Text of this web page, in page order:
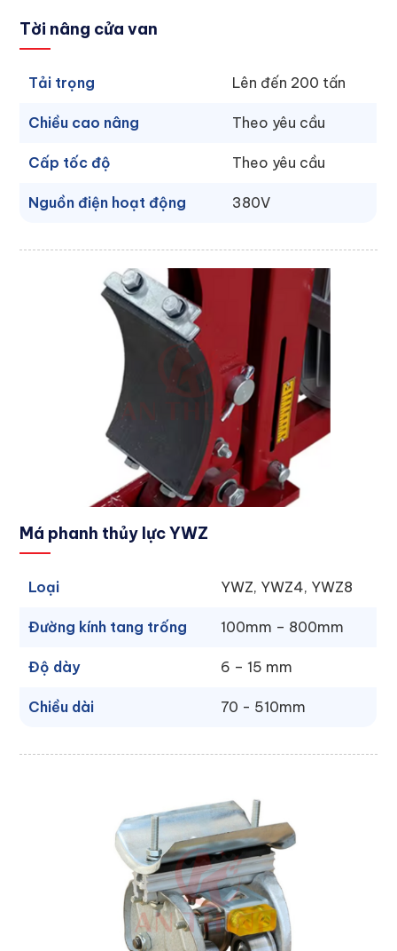
Tời nâng cửa van
Tải trọng Lên đến 200 tấn
Chiều cao nâng Theo yêu cầu
Cấp tốc độ Theo yêu cầu
Nguồn điện hoạt động 380V
Má phanh thủy lực YWZ
Loại YWZ, YWZ4, YWZ8
Đường kính tang trống 100mm – 800mm
Độ dày 6 – 15 mm
Chiều dài 70 - 510mm